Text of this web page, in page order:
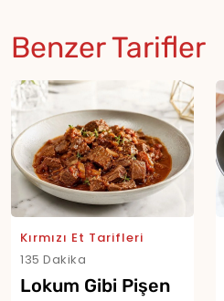
Benzer Tarifler
Kırmızı Et Tarifleri
135 Dakika
Lokum Gibi Pişen